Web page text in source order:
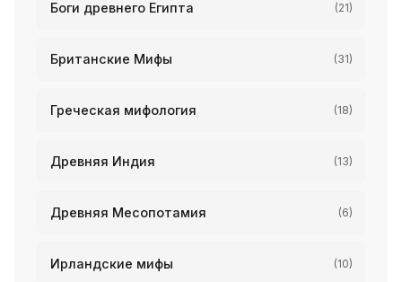
Боги древнего Египта (21)
Британские Мифы (31)
Греческая мифология (18)
Древняя Индия (13)
Древняя Месопотамия (6)
Ирландские мифы (10)